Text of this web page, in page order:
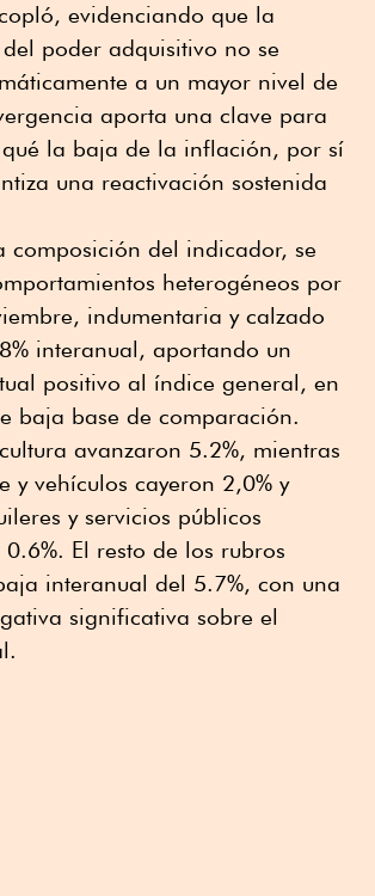
evidenciando que la
poder adquisitivo no se
a un mayor nivel de
aporta una clave para
la baja de la inflación, por sí
una reactivación sostenida
composición del indicador, se
heterogéneos por
indumentaria y calzado
interanual, aportando un
positivo al índice general, en
baja base de comparación.
avanzaron 5.2%, mientras
y vehículos cayeron 2,0% y
y servicios públicos
El resto de los rubros
interanual del 5.7%, con una
significativa sobre el